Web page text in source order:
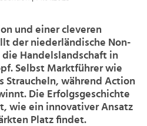
und einer cleveren
der niederländische Non-
Handelslandschaft in
Selbst Marktführer wie
Straucheln, während Action
Die Erfolgsgeschichte
wie ein innovativer Ansatz
Platz findet.